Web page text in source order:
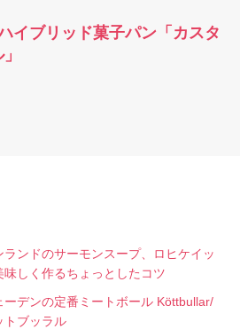
イブリッド菓子パン「カスタ
ランドのサーモンスープ、ロヒケイッ
味しく作るちょっとしたコツ
ーデンの定番ミートボール Köttbullar/
トブッラル